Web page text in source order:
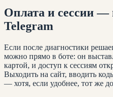
Оплата и сессии —
Telegram
Если после диагностики
можно прямо в боте: он
картой, и доступ к сессиям
Выходить на сайт, вводить
— хотя, если удобнее, тот же